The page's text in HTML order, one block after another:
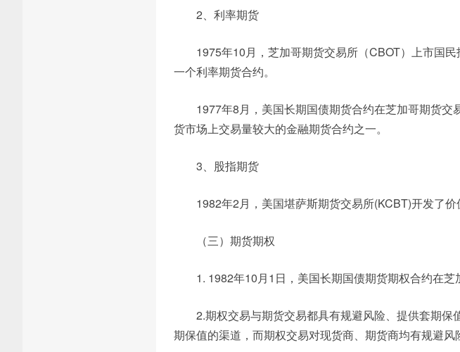
2、利率期货
1975年10月，芝加哥期货交易所（CBOT）上市国
一个利率期货合约。
1977年8月，美国长期国债期货合约在芝加哥期货
货市场上交易量较大的金融期货合约之一。
3、股指期货
1982年2月，美国堪萨斯期货交易所(KCBT)开发了价
（三）期货期权
1. 1982年10月1日，美国长期国债期货期权合约在芝
2.期权交易与期货交易都具有规避风险、提供套期
期保值的渠道，而期权交易对现货商、期货商均有规避风